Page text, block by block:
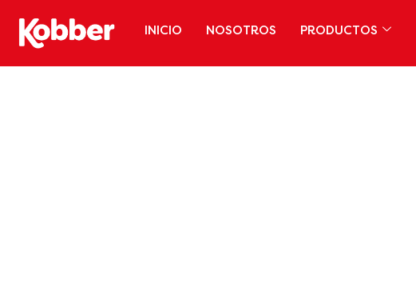
INICIO NOSOTROS PRODUCTOS